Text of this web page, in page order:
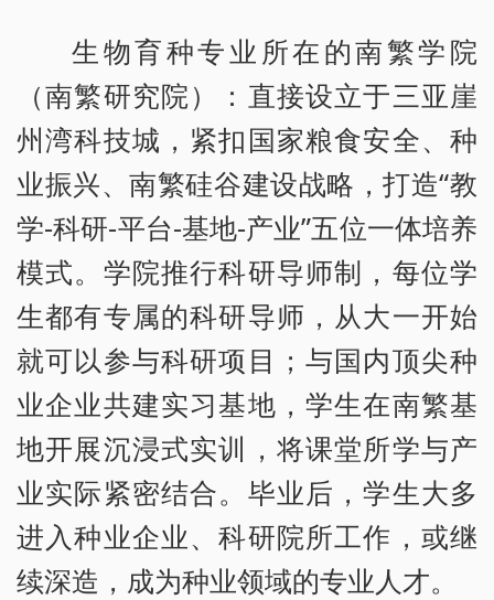
生物育种专业所在的南繁学院
（南繁研究院）：直接设立于三亚崖
州湾科技城，紧扣国家粮食安全、种
业振兴、南繁硅谷建设战略，打造“教
学-科研-平台-基地-产业”五位一体培养
模式。学院推行科研导师制，每位学
生都有专属的科研导师，从大一开始
就可以参与科研项目；与国内顶尖种
业企业共建实习基地，学生在南繁基
地开展沉浸式实训，将课堂所学与产
业实际紧密结合。毕业后，学生大多
进入种业企业、科研院所工作，或继
续深造，成为种业领域的专业人才。